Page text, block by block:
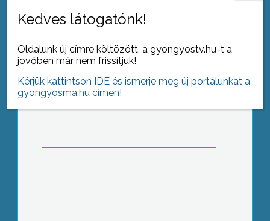
Még mindig folynak a Mátra Múzeum
felújítási munkái
Kedves látogatónk!
Oldalunk új címre költözött, a gyongyostv.hu-t a
jövőben már nem frissítjük!
Kérjük kattintson IDE és ismerje meg új portálunkat a
gyongyosma.hu címen!